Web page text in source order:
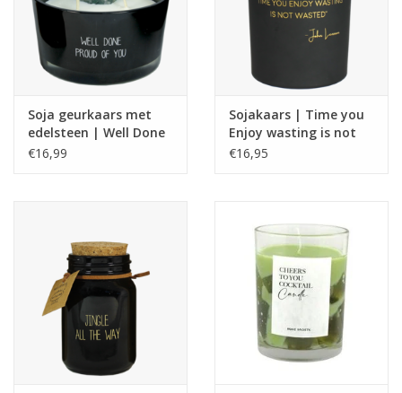
Soja geurkaars met
edelsteen | Well Done
| My Flame
€16,99
Sojakaars | Time you
Enjoy wasting is not
wasted | John Lennon
€16,95